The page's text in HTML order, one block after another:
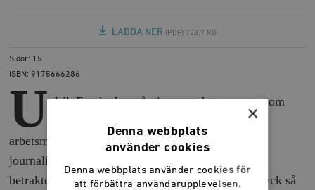
LADDA NER (PDF) 728,7 KB
Sidor: 15
ISBN: 9175666286
U lrik Franke har gått igenom de rapporter som
arbetsmarknadspolitiska program. Författaren och
journalisten Anders Isaksson har sedan skrivit en
betraktelse över dessa, och sammanfattar sina intryck så
×
Denna webbplats
använder cookies
Denna webbplats använder cookies för
att förbättra användarupplevelsen.